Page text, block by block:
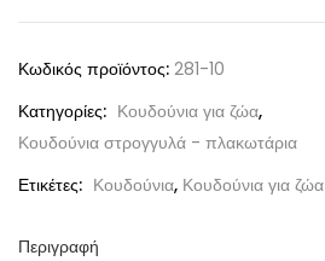
Κωδικός προϊόντος: 281-10
Κατηγορίες: Κουδούνια για ζώα,
Κουδούνια στρογγυλά - πλακωτάρια
Ετικέτες: Κουδούνια, Κουδούνια για ζώα
Περιγραφή